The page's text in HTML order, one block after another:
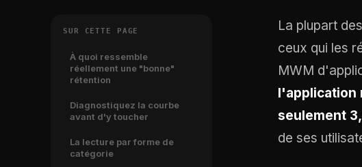
SUR CETTE PAGE
À quoi ressemble
réellement une "bonne"
rétention
Diagnostiquez la courbe
avant d'y toucher
La lecture par forme de
catégorie
La plupart
ceux qui les
MWM
l'application
seulement
de ses